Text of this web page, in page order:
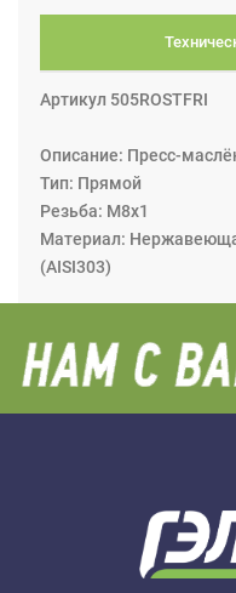
Артикул 505ROSTFRI
Описание: Пресс-
Тип: Прямой
Резьба: М8х1
Материал:
(AISI303)